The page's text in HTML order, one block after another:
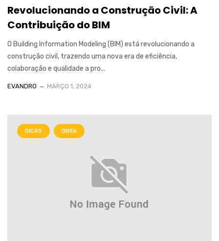
Revolucionando a Construção Civil: A
Contribuição do BIM
O Building Information Modeling (BIM) está revolucionando a
construção civil, trazendo uma nova era de eficiência,
colaboração e qualidade a pro...
EVANDRO MARÇO 1, 2024
DICAS OBRA